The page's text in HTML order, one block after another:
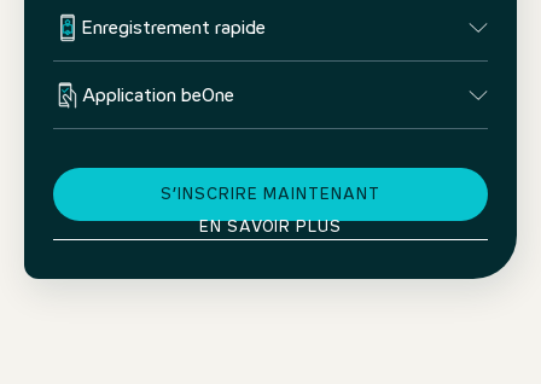
Enregistrement rapide
Application beOne
S’INSCRIRE MAINTENANT
EN SAVOIR PLUS